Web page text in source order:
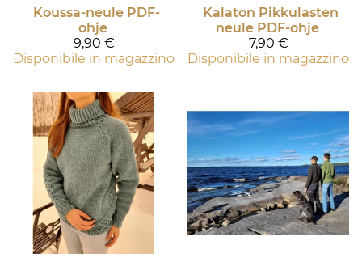
Koussa-neule PDF-
ohje
9,90 €
Disponibile in magazzino
Kalaton Pikkulasten
neule PDF-ohje
7,90 €
Disponibile in magazzino